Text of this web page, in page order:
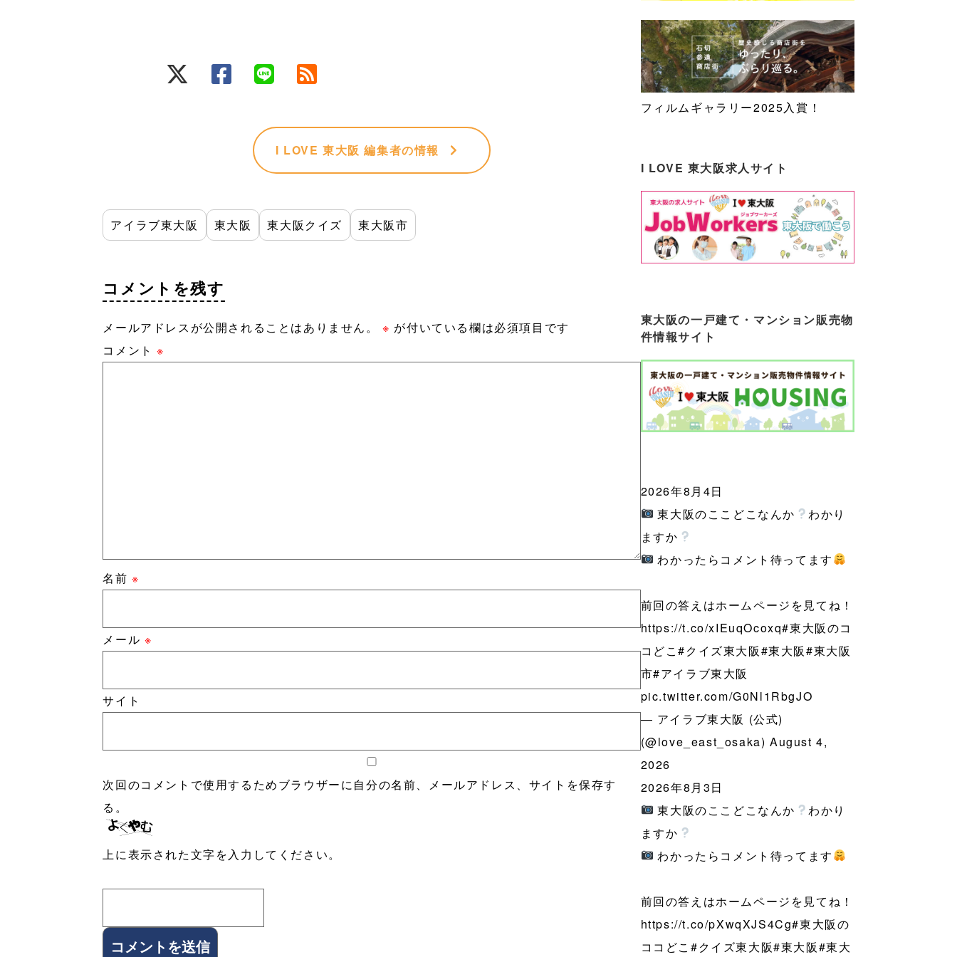
I LOVE 東大阪 編集者の情報
アイラブ東大阪 東大阪 東大阪クイズ 東大阪市
コメントを残す
メールアドレスが公開されることはありません。 ※ が付いている欄は必須項目です
コメント※
名前※
メール ※
サイト
次回のコメントで使用するためブラウザーに自分の名前、メールアドレス、サイトを保存す
る。
上に表示された文字を入力してください。
フィルムギャラリー2025入賞！
I LOVE 東大阪求人サイト
東大阪の一戸建て・マンション販売物
件情報サイト
2026年8月4日
東大阪のここどこなんか
わかり
ますか
わかったらコメント待ってます
前回の答えはホームページを見てね！
https://t.co/xIEuqOcoxq#東大阪のコ
コどこ#クイズ東大阪#東大阪#東大阪
市#アイラブ東大阪
pic.twitter.com/G0Nl1RbgJO
— アイラブ東大阪 (公式)
(@love_east_osaka) August 4,
2026
2026年8月3日
東大阪のここどこなんか
わかり
ますか
わかったらコメント待ってます
前回の答えはホームページを見てね！
https://t.co/pXwqXJS4Cg#東大阪の
ココどこ #クイズ東大阪#東大阪#東大